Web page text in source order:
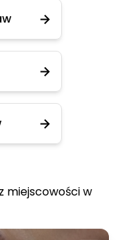
miejscowości w